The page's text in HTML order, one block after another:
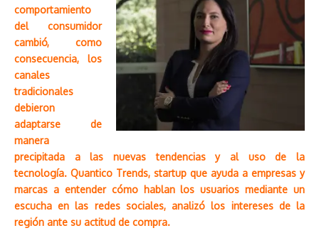
comportamiento
del consumidor
cambió, como
consecuencia, los
canales
tradicionales
debieron
adaptarse de
manera
precipitada a las nuevas tendencias y al uso de la
tecnología. Quantico Trends, startup que ayuda a empresas y
marcas a entender cómo hablan los usuarios mediante un
escucha en las redes sociales, analizó los intereses de la
región ante su actitud de compra.